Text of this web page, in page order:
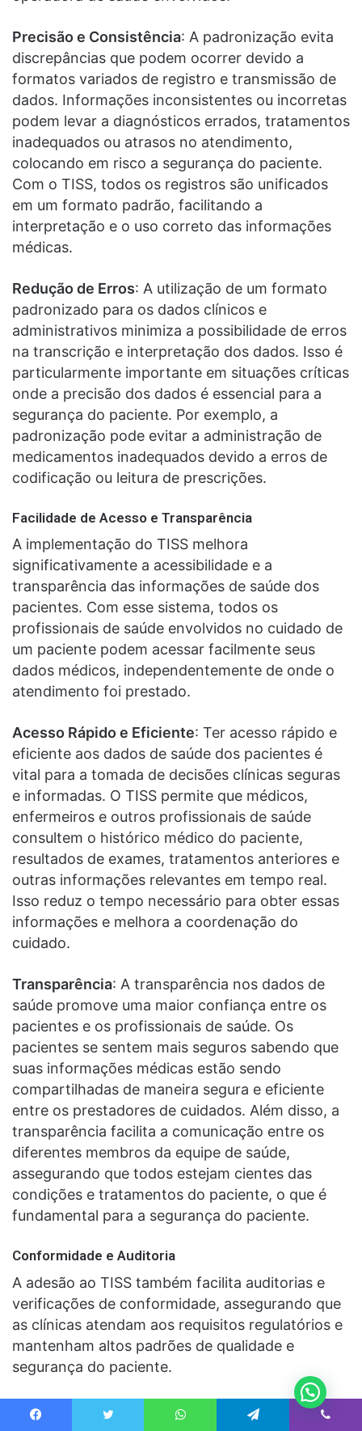
Precisão e Consistência: A padronização evita
discrepâncias que podem ocorrer devido a
formatos variados de registro e transmissão de
dados. Informações inconsistentes ou incorretas
podem levar a diagnósticos errados, tratamentos
inadequados ou atrasos no atendimento,
colocando em risco a segurança do paciente.
Com o TISS, todos os registros são unificados
em um formato padrão, facilitando a
interpretação e o uso correto das informações
médicas.
Redução de Erros: A utilização de um formato
padronizado para os dados clínicos e
administrativos minimiza a possibilidade de erros
na transcrição e interpretação dos dados. Isso é
particularmente importante em situações críticas
onde a precisão dos dados é essencial para a
segurança do paciente. Por exemplo, a
padronização pode evitar a administração de
medicamentos inadequados devido a erros de
codificação ou leitura de prescrições.
Facilidade de Acesso e Transparência
A implementação do TISS melhora
significativamente a acessibilidade e a
transparência das informações de saúde dos
pacientes. Com esse sistema, todos os
profissionais de saúde envolvidos no cuidado de
um paciente podem acessar facilmente seus
dados médicos, independentemente de onde o
atendimento foi prestado.
Acesso Rápido e Eficiente: Ter acesso rápido e
eficiente aos dados de saúde dos pacientes é
vital para a tomada de decisões clínicas seguras
e informadas. O TISS permite que médicos,
enfermeiros e outros profissionais de saúde
consultem o histórico médico do paciente,
resultados de exames, tratamentos anteriores e
outras informações relevantes em tempo real.
Isso reduz o tempo necessário para obter essas
informações e melhora a coordenação do
cuidado.
Transparência: A transparência nos dados de
saúde promove uma maior confiança entre os
pacientes e os profissionais de saúde. Os
pacientes se sentem mais seguros sabendo que
suas informações médicas estão sendo
compartilhadas de maneira segura e eficiente
entre os prestadores de cuidados. Além disso, a
transparência facilita a comunicação entre os
diferentes membros da equipe de saúde,
assegurando que todos estejam cientes das
condições e tratamentos do paciente, o que é
fundamental para a segurança do paciente.
Conformidade e Auditoria
A adesão ao TISS também facilita auditorias e
verificações de conformidade, assegurando que
as clínicas atendam aos requisitos regulatórios e
mantenham altos padrões de qualidade e
segurança do paciente.
Conformidade Regulamentar
: O TISS ajuda as